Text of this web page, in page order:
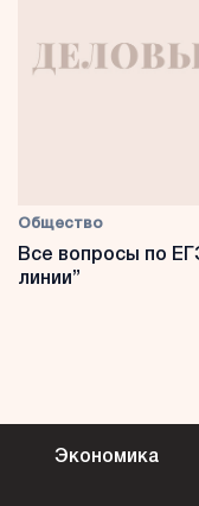
Общество
Все вопросы по
линии”
Экономика